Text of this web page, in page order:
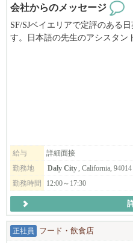
会社からのメッセージ
SF/SJベイエリアで定評のある
す。日本語の先生のアシスタン
給与
詳細面接
勤務地
Daly City, California, 94014
勤務時間
12:00～17:30
正社員 フード・飲食店